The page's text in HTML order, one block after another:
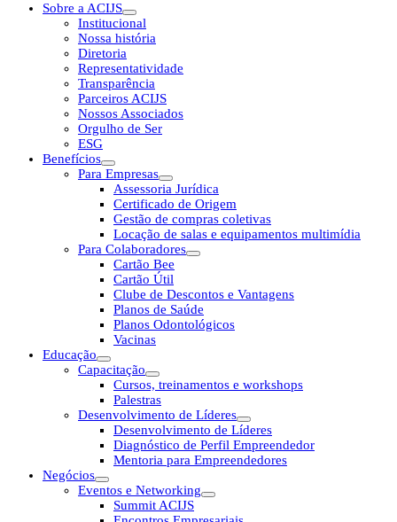
Sobre a ACIJS
Institucional
Nossa história
Diretoria
Representatividade
Transparência
Parceiros ACIJS
Nossos Associados
Orgulho de Ser
ESG
Benefícios
Para Empresas
Assessoria Jurídica
Certificado de Origem
Gestão de compras coletivas
Locação de salas e equipamentos multimídia
Para Colaboradores
Cartão Bee
Cartão Útil
Clube de Descontos e Vantagens
Planos de Saúde
Planos Odontológicos
Vacinas
Educação
Capacitação
Cursos, treinamentos e workshops
Palestras
Desenvolvimento de Líderes
Desenvolvimento de Líderes
Diagnóstico de Perfil Empreendedor
Mentoria para Empreendedores
Negócios
Eventos e Networking
Summit ACIJS